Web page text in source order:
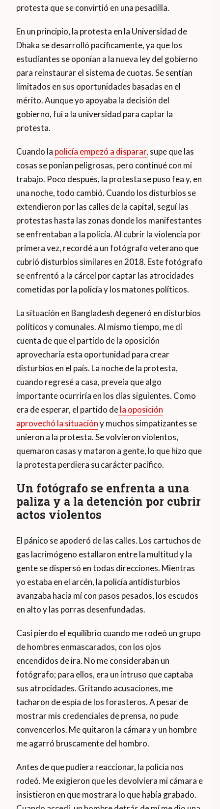
protesta que se convirtió en una pesadilla.
En un principio, la protesta en la Universidad de
Dhaka se desarrolló pacíficamente, ya que los
estudiantes se oponían a la nueva ley del gobierno
para reinstaurar el sistema de cuotas. Se sentían
limitados en sus oportunidades basadas en el
mérito. Aunque yo apoyaba la decisión del
gobierno, fui a la universidad para captar la
protesta.
Cuando la policía empezó a disparar, supe que las
cosas se ponían peligrosas, pero continué con mi
trabajo. Poco después, la protesta se puso fea y, en
una noche, todo cambió. Cuando los disturbios se
extendieron por las calles de la capital, seguí las
protestas hasta las zonas donde los manifestantes
se enfrentaban a la policía. Al cubrir la violencia por
primera vez, recordé a un fotógrafo veterano que
cubrió disturbios similares en 2018. Este fotógrafo
se enfrentó a la cárcel por captar las atrocidades
cometidas por la policía y los matones políticos.
La situación en Bangladesh degeneró en disturbios
políticos y comunales. Al mismo tiempo, me di
cuenta de que el partido de la oposición
aprovecharía esta oportunidad para crear
disturbios en el país. La noche de la protesta,
cuando regresé a casa, preveía que algo
importante ocurriría en los días siguientes. Como
era de esperar, el partido dela oposición
aprovechó la situacióny muchos simpatizantes se
unieron a la protesta. Se volvieron violentos,
quemaron casas y mataron a gente, lo que hizo que
la protesta perdiera su carácter pacífico.
Un fotógrafo se enfrenta a una
paliza y a la detención por cubrir
actos violentos
El pánico se apoderó de las calles. Los cartuchos de
gas lacrimógeno estallaron entre la multitud y la
gente se dispersó en todas direcciones. Mientras
yo estaba en el arcén, la policía antidisturbios
avanzaba hacia mí con pasos pesados, los escudos
en alto y las porras desenfundadas.
Casi pierdo el equilibrio cuando me rodeó un grupo
de hombres enmascarados, con los ojos
encendidos de ira. No me consideraban un
fotógrafo; para ellos, era un intruso que captaba
sus atrocidades. Gritando acusaciones, me
tacharon de espía de los forasteros. A pesar de
mostrar mis credenciales de prensa, no pude
convencerlos. Me quitaron la cámara y un hombre
me agarró bruscamente del hombro.
Antes de que pudiera reaccionar, la policía nos
rodeó. Me exigieron que les devolviera mi cámara e
insistieron en que mostrara lo que había grabado.